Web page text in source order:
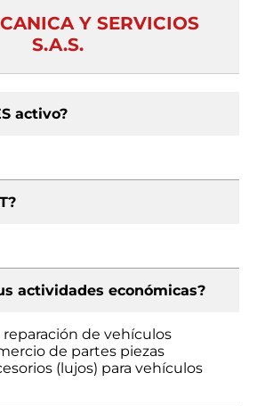
Y SERVICIOS
S.A.S.
activo?
actividades económicas?
de vehículos
de partes piezas
(lujos) para vehículos